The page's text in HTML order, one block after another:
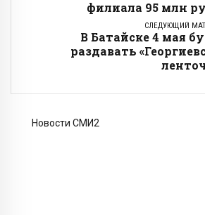
филиала 95 млн
СЛЕДУЮЩИЙ
В Батайске 4 мая
раздавать
Новости СМИ2